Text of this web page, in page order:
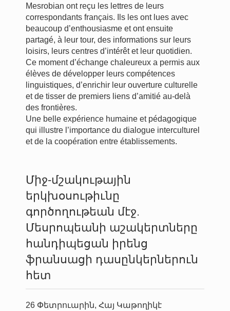
Mesrobian ont reçu les lettres de leurs
correspondants français. Ils les ont lues avec
beaucoup d’enthousiasme et ont ensuite
partagé, à leur tour, des informations sur leurs
loisirs, leurs centres d’intérêt et leur quotidien.
Ce moment d’échange chaleureux a permis aux
élèves de développer leurs compétences
linguistiques, d’enrichir leur ouverture culturelle
et de tisser de premiers liens d’amitié au-delà
des frontières.
Une belle expérience humaine et pédagogique
qui illustre l’importance du dialogue interculturel
et de la coopération entre établissements.
Միջ-մշակութային
երկխօսութիւնը
գործողութեան մէջ.
Մեսրոպեանի աշակերտները
հանդիպեցան իրենց
ֆրանսացի դասընկերներուն
հետ
26 Փետրուարին, Հայ Կաթողիկէ